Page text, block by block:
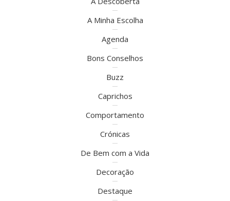
A Minha Escolha
Agenda
Bons Conselhos
Buzz
Caprichos
Comportamento
Crónicas
De Bem com a Vida
Decoração
Destaque